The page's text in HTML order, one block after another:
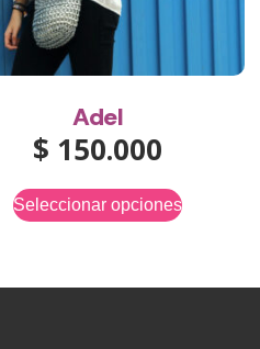
Adel
$ 150.000
Seleccionar opciones